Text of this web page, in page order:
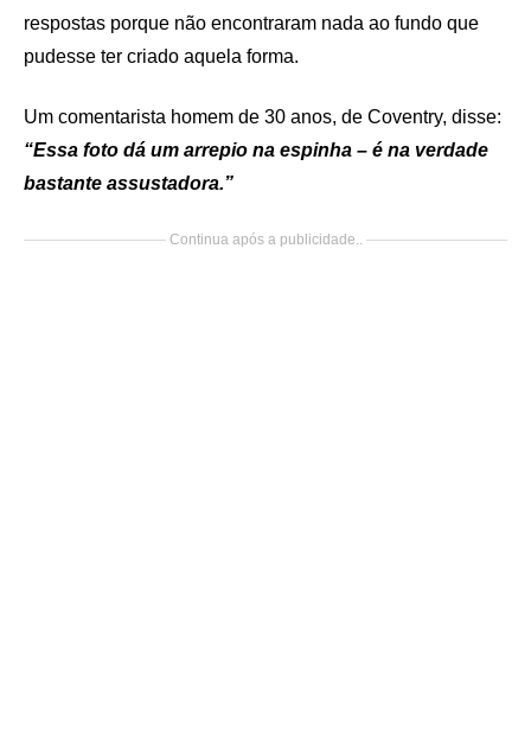
respostas porque não encontraram nada ao fundo que
pudesse ter criado aquela forma.
Um comentarista homem de 30 anos, de Coventry, disse:
“Essa foto dá um arrepio na espinha – é na verdade
bastante assustadora.”
Continua após a publicidade..